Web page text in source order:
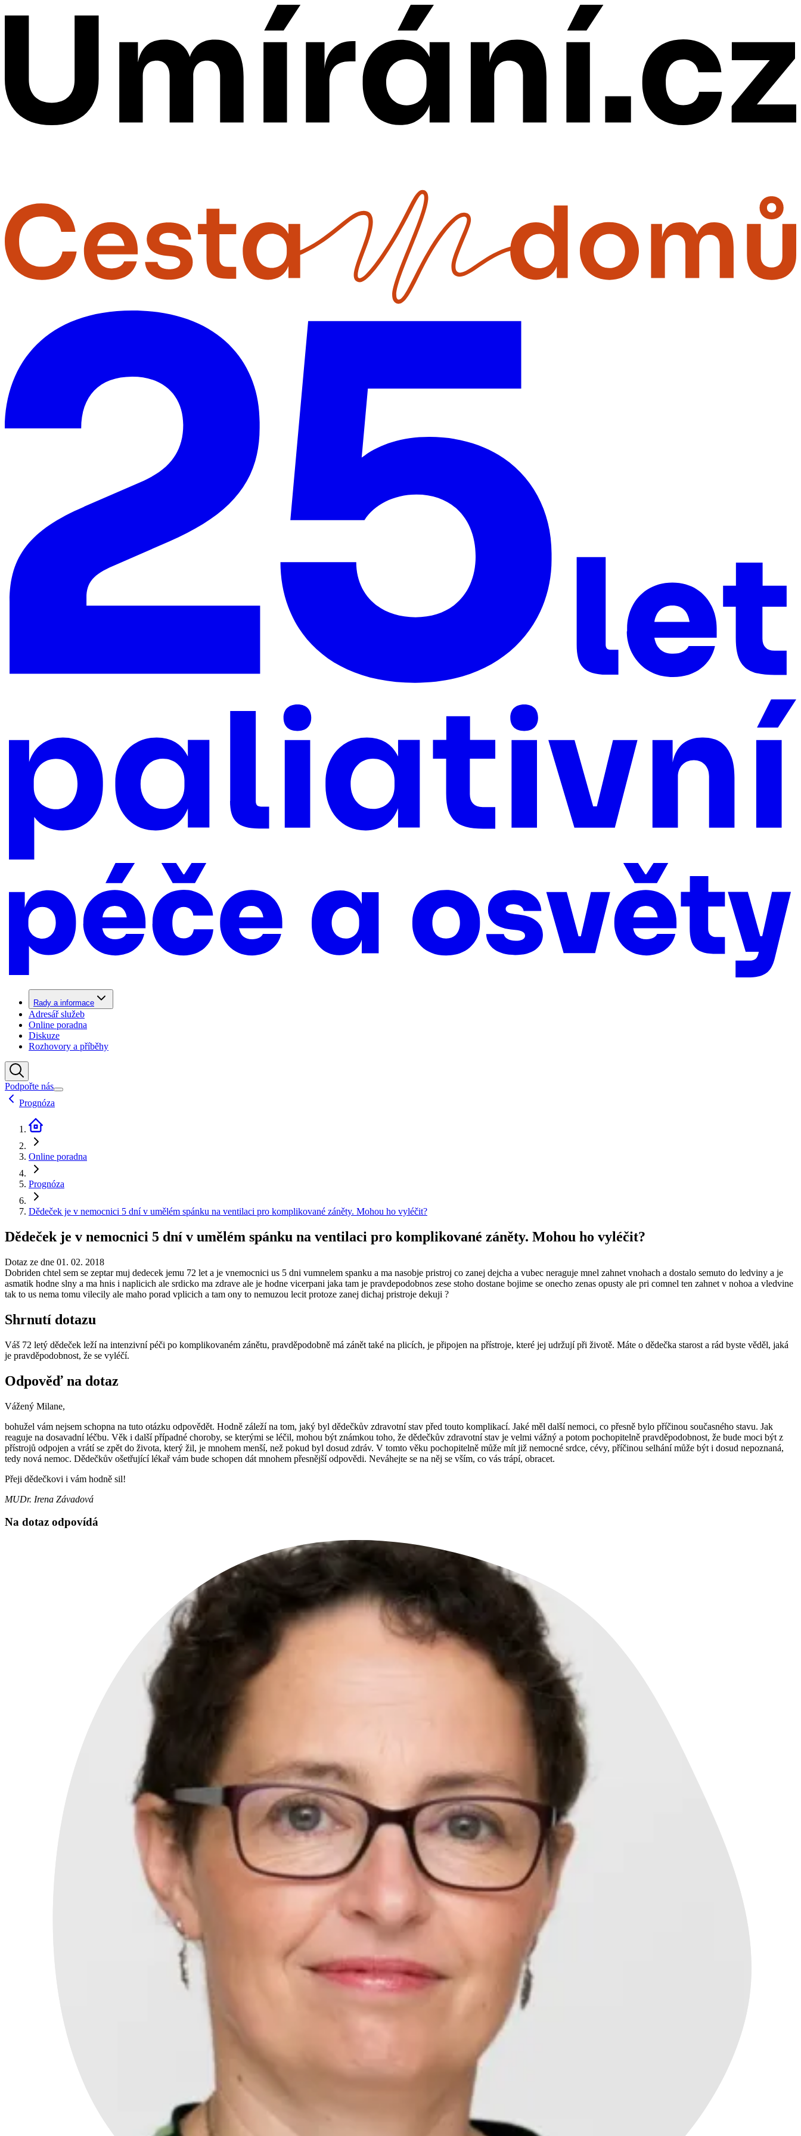
Rady a informace
Adresář služeb
Online poradna
Diskuze
Rozhovory a příběhy
Podpořte nás
Prognóza
Online poradna
Prognóza
Dědeček je v nemocnici 5 dní v umělém spánku na ventilaci pro komplikované záněty. Mohou ho vyléčit?
Dědeček je v nemocnici 5 dní v umělém spánku na ventilaci pro komplikované záněty. Mohou ho vyléčit?
Dotaz ze dne 01. 02. 2018
Dobriden chtel sem se zeptar muj dedecek jemu 72 let a je vnemocnici us 5 dni vumnelem spanku a ma nasobje pristroj co zanej dejcha a vubec neraguje mnel zahnet vnohach a dostalo semuto do ledviny a je
asmatik hodne slny a ma hnis i naplicich ale srdicko ma zdrave ale je hodne vicerpani jaka tam je pravdepodobnos zese stoho dostane bojime se onecho zenas opusty ale pri comnel ten zahnet v nohoa a vledvine
tak to us nema tomu vilecily ale maho porad vplicich a tam ony to nemuzou lecit protoze zanej dichaj pristroje dekuji ?
Shrnutí dotazu
Váš 72 letý dědeček leží na intenzivní péči po komplikovaném zánětu, pravděpodobně má zánět také na plicích, je připojen na přístroje, které jej udržují při životě. Máte o dědečka starost a rád byste věděl, jaká
je pravděpodobnost, že se vyléčí.
Odpověď na dotaz
Vážený Milane,
bohužel vám nejsem schopna na tuto otázku odpovědět. Hodně záleží na tom, jaký byl dědečkův zdravotní stav před touto komplikací. Jaké měl další nemoci, co přesně bylo příčinou současného stavu. Jak
reaguje na dosavadní léčbu. Věk i další případné choroby, se kterými se léčil, mohou být známkou toho, že dědečkův zdravotní stav je velmi vážný a potom pochopitelně pravděpodobnost, že bude moci být z
přístrojů odpojen a vrátí se zpět do života, který žil, je mnohem menší, než pokud byl dosud zdráv. V tomto věku pochopitelně může mít již nemocné srdce, cévy, příčinou selhání může být i dosud nepoznaná,
tedy nová nemoc. Dědečkův ošetřující lékař vám bude schopen dát mnohem přesnější odpovědi. Neváhejte se na něj se vším, co vás trápí, obracet.
Přeji dědečkovi i vám hodně sil!
MUDr. Irena Závadová
Na dotaz odpovídá